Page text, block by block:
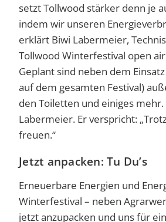
setzt Tollwood stärker denn je
indem wir unseren
erklärt Biwi Labermeier,
Tollwood Winterfestival open
Geplant sind neben dem
auf dem gesamten Festival)
den Toiletten und einiges
Labermeier. Er verspricht:
freuen.“
Jetzt anpacken: Tu Du’s
Erneuerbare Energien und
Winterfestival – neben
jetzt anzupacken und uns für